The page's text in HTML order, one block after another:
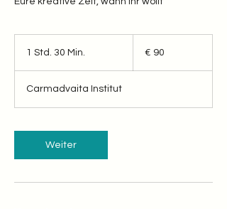
1 Std. 30 Min.
d
3
M
n
€ 90
Carmadvaita Institut
Weiter